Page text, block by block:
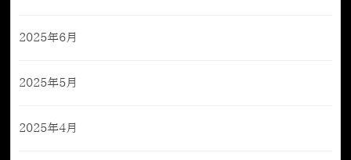
2025年6月
2025年5月
2025年4月